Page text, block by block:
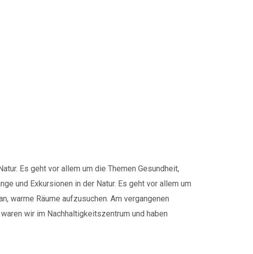
Es geht vor allem um die Themen Gesundheit,
und Exkursionen in der Natur. Es geht vor allem um
warme Räume aufzusuchen. Am vergangenen
wir im Nachhaltigkeitszentrum und haben